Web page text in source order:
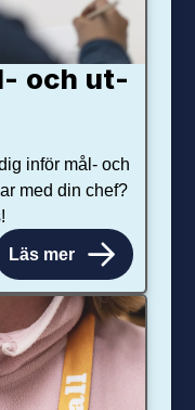
och ut­
inför mål- och
med din chef?
Läs mer